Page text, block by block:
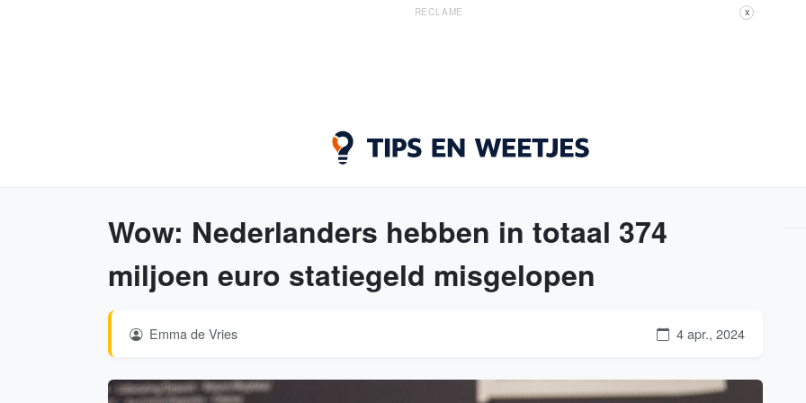
RECLAME X
Wow: Nederlanders hebben in totaal 374
miljoen euro statiegeld misgelopen
Emma de Vries 4 apr., 2024